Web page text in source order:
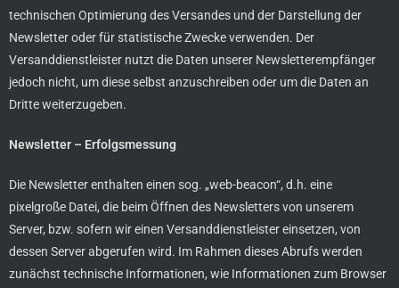
technischen Optimierung des Versandes und der Darstellung der
Newsletter oder für statistische Zwecke verwenden. Der
Versanddienstleister nutzt die Daten unserer Newsletterempfänger
jedoch nicht, um diese selbst anzuschreiben oder um die Daten an
Dritte weiterzugeben.
Newsletter – Erfolgsmessung
Die Newsletter enthalten einen sog. „web-beacon“, d.h. eine
pixelgroße Datei, die beim Öffnen des Newsletters von unserem
Server, bzw. sofern wir einen Versanddienstleister einsetzen, von
dessen Server abgerufen wird. Im Rahmen dieses Abrufs werden
zunächst technische Informationen, wie Informationen zum Browser